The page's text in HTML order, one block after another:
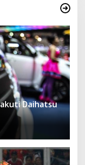
Daihatsu